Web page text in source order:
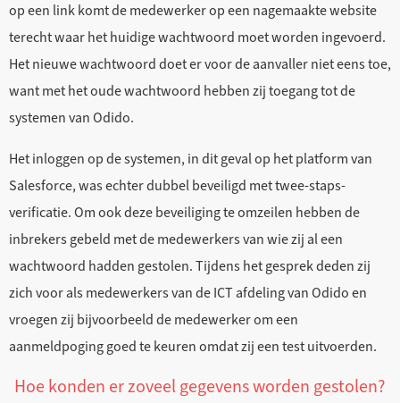
op een link komt de medewerker op een nagemaakte website
terecht waar het huidige wachtwoord moet worden ingevoerd.
Het nieuwe wachtwoord doet er voor de aanvaller niet eens toe,
want met het oude wachtwoord hebben zij toegang tot de
systemen van Odido.
Het inloggen op de systemen, in dit geval op het platform van
Salesforce, was echter dubbel beveiligd met twee-staps-
verificatie. Om ook deze beveiliging te omzeilen hebben de
inbrekers gebeld met de medewerkers van wie zij al een
wachtwoord hadden gestolen. Tijdens het gesprek deden zij
zich voor als medewerkers van de ICT afdeling van Odido en
vroegen zij bijvoorbeeld de medewerker om een
aanmeldpoging goed te keuren omdat zij een test uitvoerden.
Hoe konden er zoveel gegevens worden gestolen?